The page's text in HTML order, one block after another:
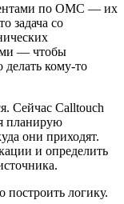
по ОМС — их
задача со
— чтобы
делать кому-то
Сейчас Calltouch
планирую
они приходят.
и определить
построить логику.